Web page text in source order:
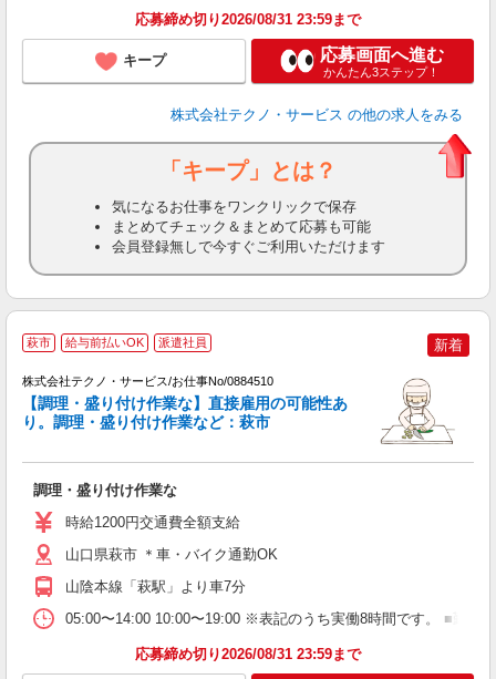
応募締め切り2026/08/31 23:59まで
キープ 応募画面へ進む
かんたん3ステップ！
株式会社テクノ・サービス の他の求人をみる
「キープ」とは？
気になるお仕事をワンクリックで保存
まとめてチェック＆まとめて応募も可能
会員登録無しで今すぐご利用いただけます
萩市 給与前払いOK 派遣社員 新着
株式会社テクノ・サービス/お仕事No/0884510
【調理・盛り付け作業な】直接雇用の可能性あ
り。調理・盛り付け作業など：萩市
調理・盛り付け作業な
時給1200円交通費全額支給
山口県萩市 ＊車・バイク通勤OK
山陰本線「萩駅」より車7分
05:00〜14:00 10:00〜19:00 ※表記のうち実働8時間です。
応募締め切り2026/08/31 23:59まで